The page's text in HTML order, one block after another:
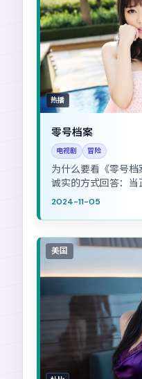
热播
零号档案
电视剧 冒险
为什么要看《零号
诚实的方式回答：
哪一边。
2024-11-05
美国